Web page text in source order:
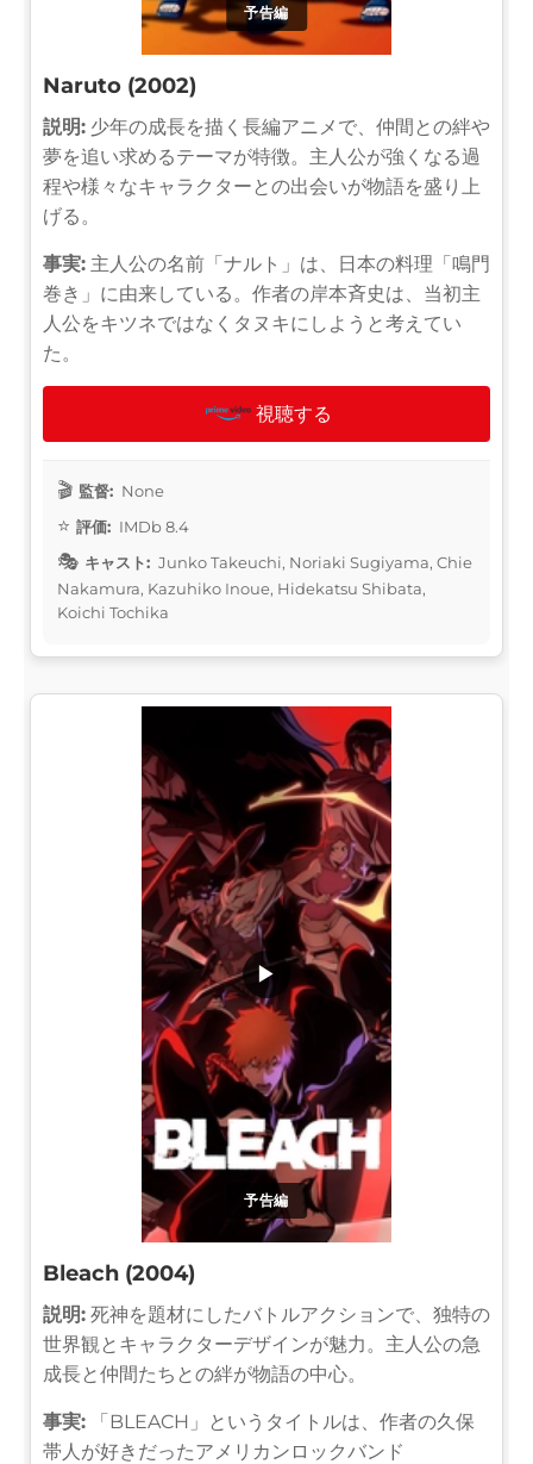
予告編
Naruto (2002)
説明: 少年の成長を描く長編アニメで、仲間との絆や
夢を追い求めるテーマが特徴。主人公が強くなる過
程や様々なキャラクターとの出会いが物語を盛り上
げる。
事実: 主人公の名前「ナルト」は、日本の料理「鳴門
巻き」に由来している。作者の岸本斉史は、当初主
人公をキツネではなくタヌキにしようと考えてい
た。
視聴する
監督: None
評価: IMDb 8.4
キャスト: Junko Takeuchi, Noriaki Sugiyama, Chie
Nakamura, Kazuhiko Inoue, Hidekatsu Shibata,
Koichi Tochika
予告編
▶
Bleach (2004)
説明: 死神を題材にしたバトルアクションで、独特の
世界観とキャラクターデザインが魅力。主人公の急
成長と仲間たちとの絆が物語の中心。
事実: 「BLEACH」というタイトルは、作者の久保
帯人が好きだったアメリカンロックバンド